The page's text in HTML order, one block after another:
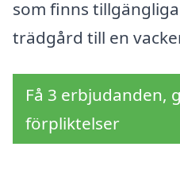
som finns
trädgård till en
Få 3 erbjudanden,
förpliktelser